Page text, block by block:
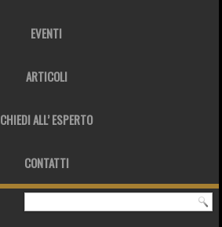
EVENTI
ARTICOLI
CHIEDI ALL’ ESPERTO
CONTATTI